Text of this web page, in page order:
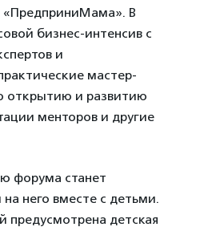
«ПредприниМама». В
бизнес-интенсив с
и
мастер-
открытию и развитию
менторов и другие
форума станет
него вместе с детьми.
предусмотрена детская